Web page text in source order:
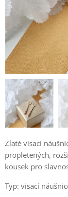
Zlaté visací
propletených,
kousek pro
Typ: visací